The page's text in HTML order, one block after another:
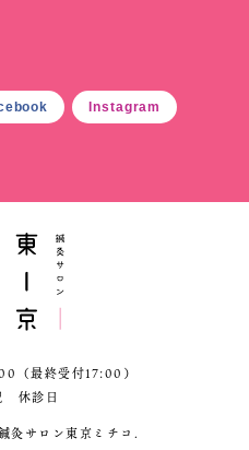
Instagram
（最終受付17:00）
休診日
サロン東京ミチコ.